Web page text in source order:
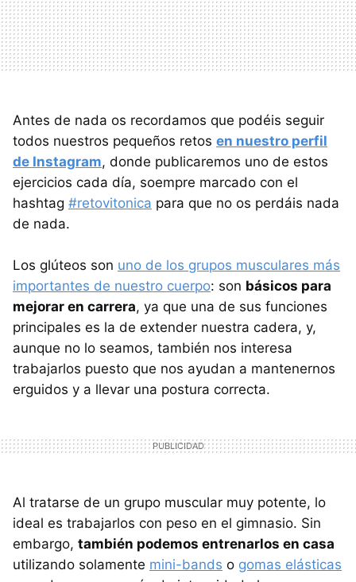
Antes de nada os recordamos que podéis seguir
todos nuestros pequeños retos en nuestro perfil
de Instagram, donde publicaremos uno de estos
ejercicios cada día, soempre marcado con el
hashtag #retovitonica para que no os perdáis nada
de nada.
Los glúteos son uno de los grupos musculares más
importantes de nuestro cuerpo: son básicos para
mejorar en carrera, ya que una de sus funciones
principales es la de extender nuestra cadera, y,
aunque no lo seamos, también nos interesa
trabajarlos puesto que nos ayudan a mantenernos
erguidos y a llevar una postura correcta.
Al tratarse de un grupo muscular muy potente, lo
ideal es trabajarlos con peso en el gimnasio. Sin
embargo, también podemos entrenarlos en casa
utilizando solamente mini-bands o gomas elásticas